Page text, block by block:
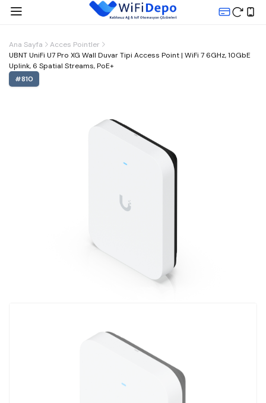
Ana Sayfa
Acces Pointler
UBNT UniFi U7 Pro XG Wall Duvar Tipi Access Point | WiFi 7 6GHz, 10GbE
Uplink, 6 Spatial Streams, PoE+
#810